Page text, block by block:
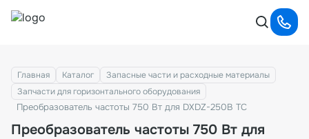
Главная Каталог
Запасные части и расходные материалы
Запчасти для горизонтального оборудования
Преобразователь частоты 750 Вт для DXDZ-250B ТС
Преобразователь частоты 750 Вт для